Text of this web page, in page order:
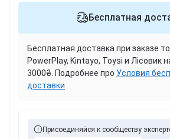
Бесплатная
Бесплатная доставка при заказе
PowerPlay, Kintayo, Toysi и Лісовик
3000₴. Подробнее про Условия
доставки
Присоединяйся к сообществу